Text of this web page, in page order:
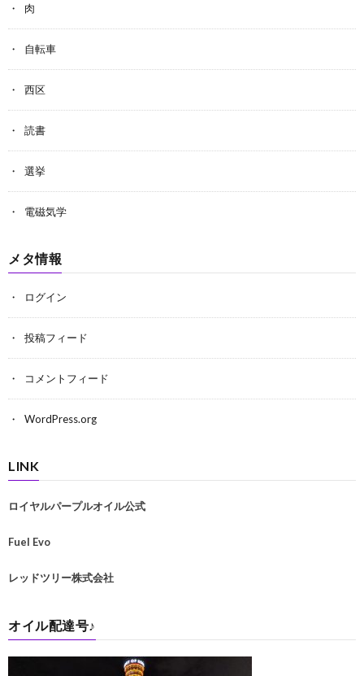
肉
自転車
西区
読書
選挙
電磁気学
メタ情報
ログイン
投稿フィード
コメントフィード
WordPress.org
LINK
ロイヤルパープルオイル公式
Fuel Evo
レッドツリー株式会社
オイル配達号♪